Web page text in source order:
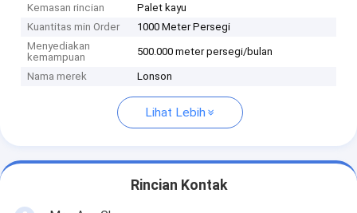
Kemasan rincian
Palet kayu
Kuantitas min Order
1000 Meter Persegi
Menyediakan
kemampuan
500.000 meter persegi/bulan
Nama merek Lonson
Lihat Lebih
Rincian Kontak